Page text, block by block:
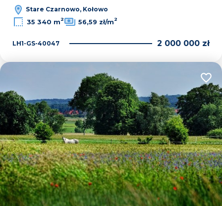
Stare Czarnowo, Kołowo
35 340 m2 56,59 zł/m2
LH1-GS-40047 2 000 000 zł